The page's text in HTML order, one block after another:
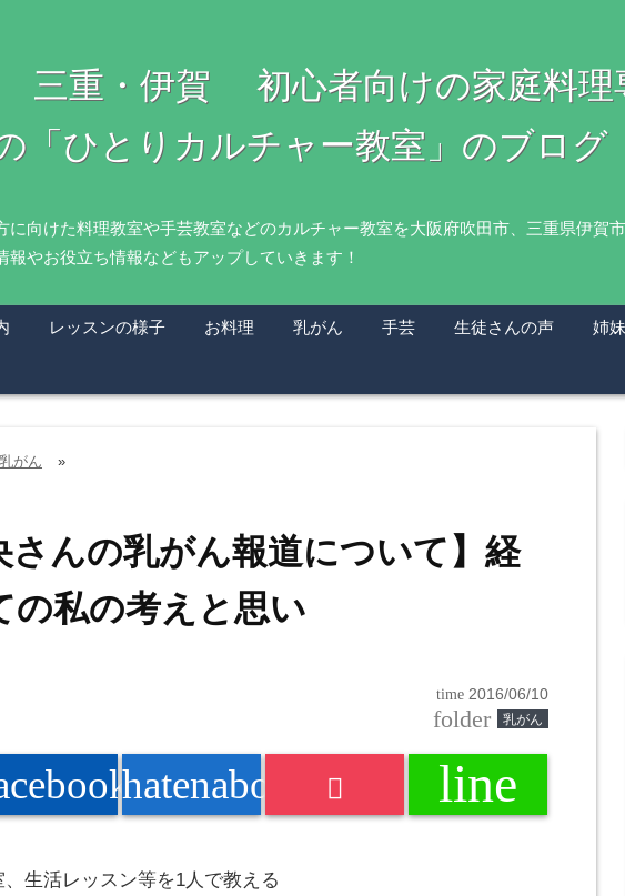
三重・伊賀 初心者向けの家庭料理
「ひとりカルチャー教室」のブログ
に向けた料理教室や手芸教室などのカルチャー教室を大阪府吹田市、三重県伊賀
報やお役立ち情報などもアップしていきます！
レッスンの様子 お料理 乳がん 手芸 生徒さんの声 姉
乳がん »
さんの乳がん報道について】経
の私の考えと思い
time 2016/06/10
folder 乳がん
hatenabookmark line
生活レッスン等を1人で教える